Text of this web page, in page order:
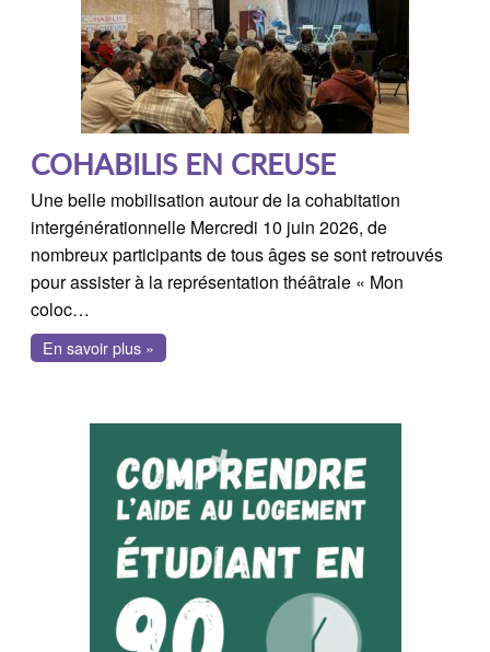
COHABILIS EN CREUSE
Une belle mobilisation autour de la cohabitation
intergénérationnelle Mercredi 10 juin 2026, de
nombreux participants de tous âges se sont retrouvés
pour assister à la représentation théâtrale « Mon
coloc…
En savoir plus »